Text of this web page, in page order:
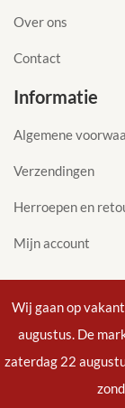
Wij gaan op
augustus. De
zaterdag 22
Over ons
Contact
Informatie
Algemene
Verzendingen
Herroepen en
Mijn account
Jacobs Freelance
voorbehouden.